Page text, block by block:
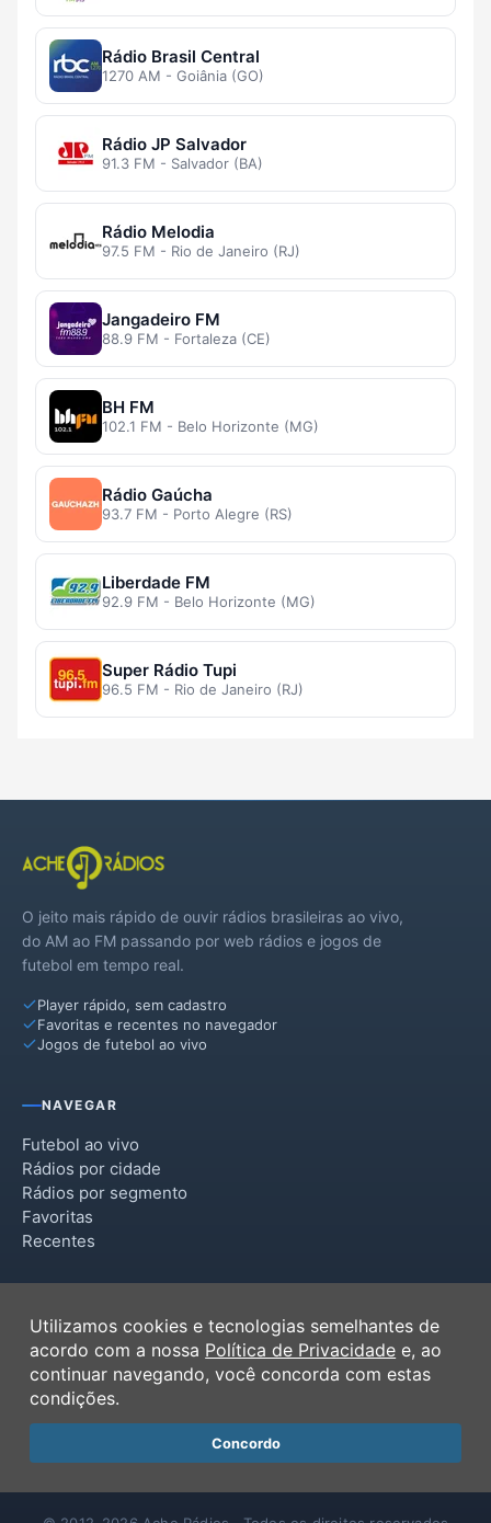
Rádio Brasil Central
1270 AM - Goiânia (GO)
Rádio JP Salvador
91.3 FM - Salvador (BA)
Rádio Melodia
97.5 FM - Rio de Janeiro (RJ)
Jangadeiro FM
88.9 FM - Fortaleza (CE)
BH FM
102.1 FM - Belo Horizonte (MG)
Rádio Gaúcha
93.7 FM - Porto Alegre (RS)
Liberdade FM
92.9 FM - Belo Horizonte (MG)
Super Rádio Tupi
96.5 FM - Rio de Janeiro (RJ)
O jeito mais rápido de ouvir rádios brasileiras ao vivo,
do AM ao FM passando por web rádios e jogos de
futebol em tempo real.
Player rápido, sem cadastro
Favoritas e recentes no navegador
Jogos de futebol ao vivo
NAVEGAR
Futebol ao vivo
Rádios por cidade
Rádios por segmento
Favoritas
Recentes
Termos de Uso
Política de Privacidade
Ferramentas
Contato
Utilizamos cookies e tecnologias semelhantes de
acordo com a nossa Política de Privacidade e, ao
continuar navegando, você concorda com estas
condições.
Concordo